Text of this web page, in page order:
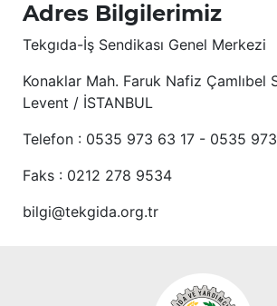
Adres Bilgilerimiz
Tekgıda-İş Sendikası Genel Merkezi
Konaklar Mah. Faruk Nafiz Çamlıbel
Levent / İSTANBUL
Telefon : 0535 973 63 17 - 0535
Faks : 0212 278 9534
bilgi@tekgida.org.tr